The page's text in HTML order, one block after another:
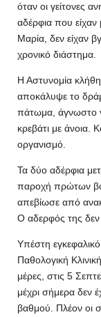
όταν οι γείτονες
αδέρφια που είχαν
Μαρία, δεν είχαν
χρονικό διάστημα.
Η Αστυνομία
αποκάλυψε το
πάτωμα, άγνωστο
κρεβάτι με άνοια.
οργανισμό.
Τα δύο αδέρφια
παροχή πρώτων
απεβίωσε από
Ο αδερφός της δεν
Υπέστη
Παθολογική
μέρες, στις 5
μέχρι σήμερα δεν
βαθμού. Πλέον οι